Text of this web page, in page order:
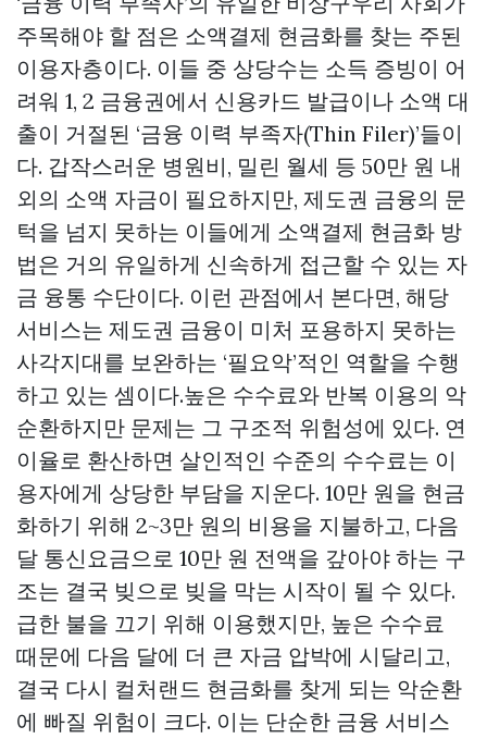
주목해야 할 점은 소액결제 현금화를 찾는 주된
이용자층이다. 이들 중 상당수는 소득 증빙이 어
려워 1, 2 금융권에서 신용카드 발급이나 소액 대
출이 거절된 ‘금융 이력 부족자(Thin Filer)’들이
다. 갑작스러운 병원비, 밀린 월세 등 50만 원 내
외의 소액 자금이 필요하지만, 제도권 금융의 문
턱을 넘지 못하는 이들에게 소액결제 현금화 방
법은 거의 유일하게 신속하게 접근할 수 있는 자
금 융통 수단이다. 이런 관점에서 본다면, 해당
서비스는 제도권 금융이 미처 포용하지 못하는
사각지대를 보완하는 ‘필요악’적인 역할을 수행
하고 있는 셈이다.높은 수수료와 반복 이용의 악
순환하지만 문제는 그 구조적 위험성에 있다. 연
이율로 환산하면 살인적인 수준의 수수료는 이
용자에게 상당한 부담을 지운다. 10만 원을 현금
화하기 위해 2~3만 원의 비용을 지불하고, 다음
달 통신요금으로 10만 원 전액을 갚아야 하는 구
조는 결국 빚으로 빚을 막는 시작이 될 수 있다.
급한 불을 끄기 위해 이용했지만, 높은 수수료
때문에 다음 달에 더 큰 자금 압박에 시달리고,
결국 다시 컬처랜드 현금화를 찾게 되는 악순환
에 빠질 위험이 크다. 이는 단순한 금융 서비스